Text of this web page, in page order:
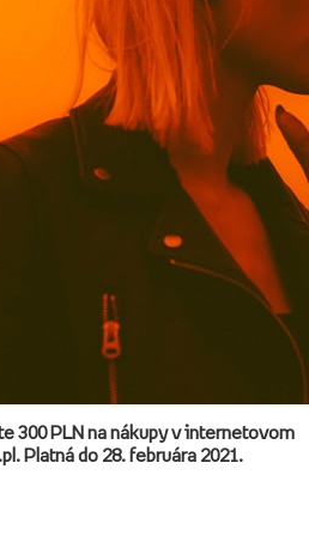
300 PLN na nákupy v internetovom
Platná do 28. februára 2021.